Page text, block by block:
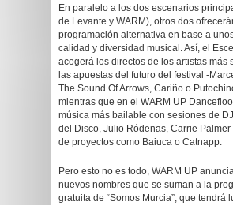
En paralelo a los dos escenarios
de Levante y WARM), otros dos
programación alternativa en base a
calidad y diversidad musical. Así, el
acogerá los directos de los artistas más
las apuestas del futuro del festival -
The Sound Of Arrows, Cariño o
mientras que en el WARM UP
música más bailable con sesiones de
del Disco, Julio Ródenas, Carrie Palmer
de proyectos como Baiuca o Catnapp.
Pero esto no es todo, WARM UP
nuevos nombres que se suman a la
gratuita de “Somos Murcia”, que tendrá